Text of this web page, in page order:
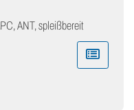
ANT, spleißbereit